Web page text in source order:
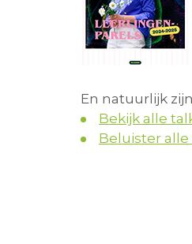
En natuurlijk
Bekijk alle
Beluister